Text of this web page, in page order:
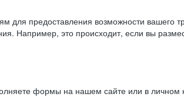
предоставления возможности вашего
Например, это происходит, если вы
формы на нашем сайте или в личном